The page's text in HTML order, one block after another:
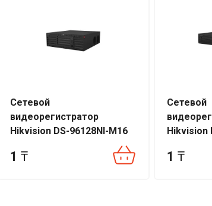
Сетевой
видеорегистратор
Hikvision DS-96128NI-M16
1 ₸
Сетевой
Hikvision
1 ₸